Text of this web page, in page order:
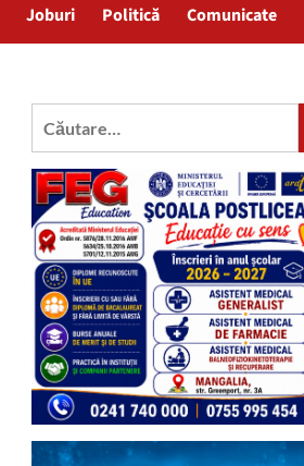
Joburi Politică Comunicate
Caută